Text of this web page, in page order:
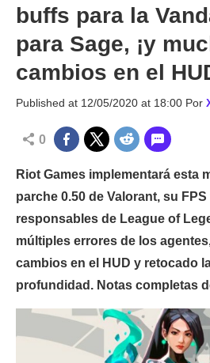
buffs para la
para Sage, ¡y
cambios en el
Published at 12/05/2020 at 18:00 Por
0
Riot Games implementará esta
parche 0.50 de Valorant, su
responsables de League of
múltiples errores de los
cambios en el HUD y retocado
profundidad. Notas completas